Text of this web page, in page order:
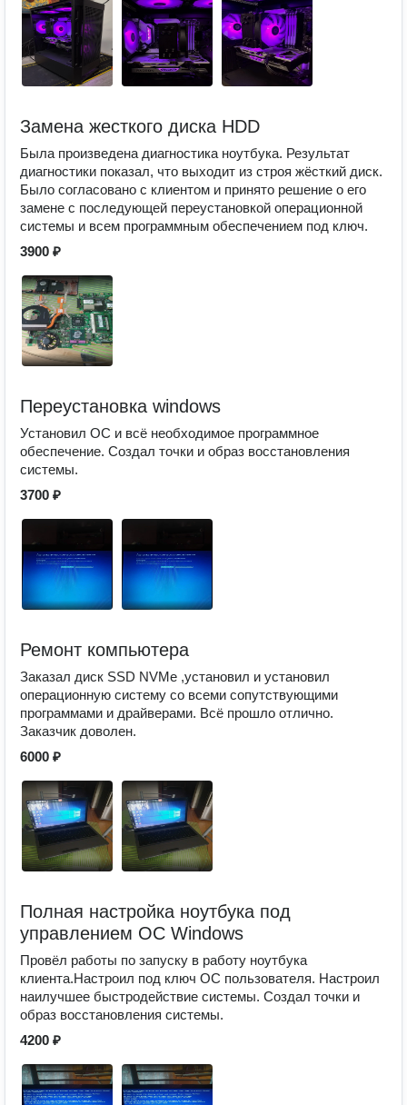
Замена жесткого диска HDD
Была произведена диагностика ноутбука. Результат
диагностики показал, что выходит из строя жёсткий диск.
Было согласовано с клиентом и принято решение о его
замене с последующей переустановкой операционной
системы и всем программным обеспечением под ключ.
3900 ₽
Переустановка windows
Установил ОС и всё необходимое программное
обеспечение. Создал точки и образ восстановления
системы.
3700 ₽
Ремонт компьютера
Заказал диск SSD NVMe ,установил и установил
операционную систему со всеми сопутствующими
программами и драйверами. Всё прошло отлично.
Заказчик доволен.
6000 ₽
Полная настройка ноутбука под
управлением ОС Windows
Провёл работы по запуску в работу ноутбука
клиента.Настроил под ключ ОС пользователя. Настроил
наилучшее быстродействие системы. Создал точки и
образ восстановления системы.
4200 ₽